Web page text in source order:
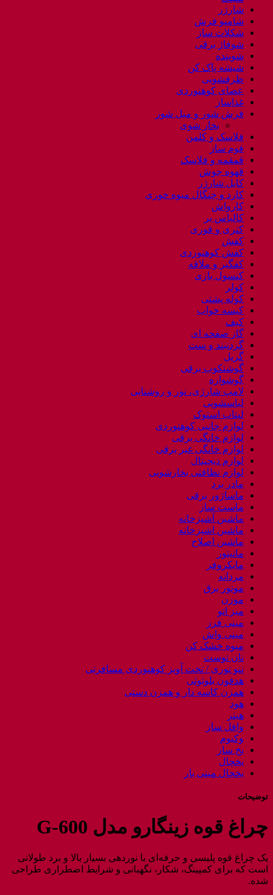
شارژر
شامپو فرش
شکلات ساز
شوفاژ برقی
شوینده
شیشه پاک کن
ظرفشویی
عصای کوهنوردی
غذاساز
فرش شور و مبل شور
بخار شوی
فلاسک و کلمن
فوم ساز
قمقمه و فلاسک
قهوه جوش
کابل شارژر
کارد و چنگال میوه خوری
کارواش
کالباس بر
کتری و قوری
کفش
کفش کوهنوردی
کفگیر و ملاقه
کنسول بازی
کولر
کوله پشتی
کیسه خواب
کیف
گاز صفحه ای
گردنبند و ست
گریل
گوشتکوب برقی
گوشواره
لامپ شارژی، نور و روشنایی
لباسشویی
لپتاب استوک
لوازم جانبی کوهنوردی
لوازم خانگی برقی
لوازم خانگی غیر برقی
لوازم دیجیتال
لوازم نظافتی بخارشویی
مادر برد
ماساژور برقی
ماست ساز
ماشین آشپزخانه
ماشین اشپزخانه
ماشین اصلاح
مانیتور
مایکروفر
مردانه
موتور برق
موزن
میز اتو
مینی فرز
مینی واش
میوه خشک کن
نان توست
ننو توری / تخت آویز کوهنوردی مسافرتی
هدفون بلوتوثی
همزن کاسه دار و همزن دستی
هود
هیتر
وافل ساز
وکیوم
یخ ساز
یخچال
یخچال مینی بار
توضیحات
چراغ قوه زینگارو مدل G-600
یک چراغ قوه پلیسی و حرفه‌ای با نوردهی بسیار بالا و برد طولانی
است که برای کمپینگ، شکار، نگهبانی و شرایط اضطراری طراحی
شده.